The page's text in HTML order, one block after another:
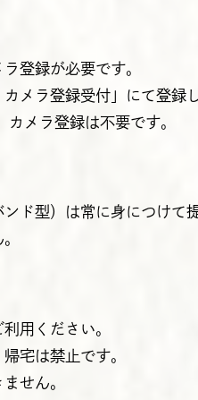
登録が必要です。
メラ登録受付」にて登録
メラ登録は不要です。
ド型）は常に身につけて
用ください。
宅は禁止です。
せん。